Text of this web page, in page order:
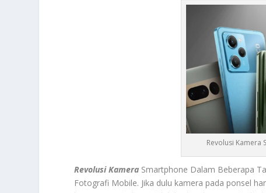
Revolusi Kamera
Revolusi Kamera Smartphone Dalam Beberapa
Fotografi Mobile. Jika dulu kamera pada ponsel